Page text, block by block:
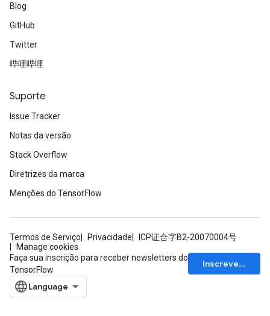
Blog
GitHub
Twitter
哔哩哔哩
Suporte
Issue Tracker
Notas da versão
Stack Overflow
Diretrizes da marca
Menções do TensorFlow
Termos de Serviço Privacidade
ICP证合字B2-20070004号
Manage cookies
Faça sua inscrição para receber newsletters do
TensorFlow
Inscrever-se